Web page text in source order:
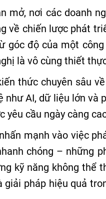
mở, nơi các doanh
về chiến lược phát
góc độ của một
là vô cùng thiết
thức chuyên sâu
như AI, dữ liệu lớn và
yêu cầu ngày càng
mạnh vào việc
chóng – những
kỹ năng không thể
pháp hiệu quả